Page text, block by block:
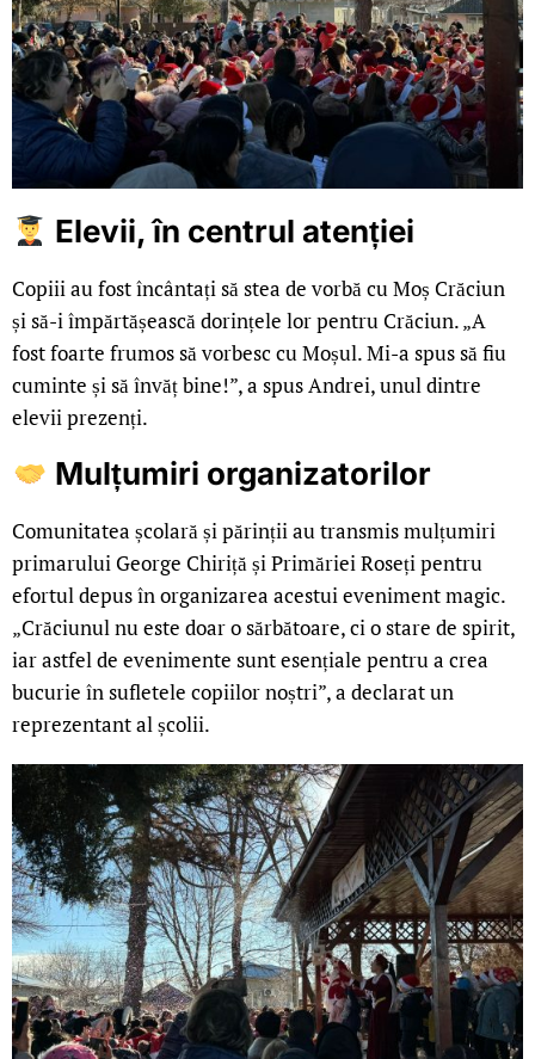
Elevii, în centrul atenției
Copiii au fost încântați să stea de vorbă cu Moș Crăciun
și să-i împărtășească dorințele lor pentru Crăciun. „A
fost foarte frumos să vorbesc cu Moșul. Mi-a spus să fiu
cuminte și să învăț bine!”, a spus Andrei, unul dintre
elevii prezenți.
Mulțumiri organizatorilor
Comunitatea școlară și părinții au transmis mulțumiri
primarului George Chiriță și Primăriei Roseți pentru
efortul depus în organizarea acestui eveniment magic.
„Crăciunul nu este doar o sărbătoare, ci o stare de spirit,
iar astfel de evenimente sunt esențiale pentru a crea
bucurie în sufletele copiilor noștri”, a declarat un
reprezentant al școlii.